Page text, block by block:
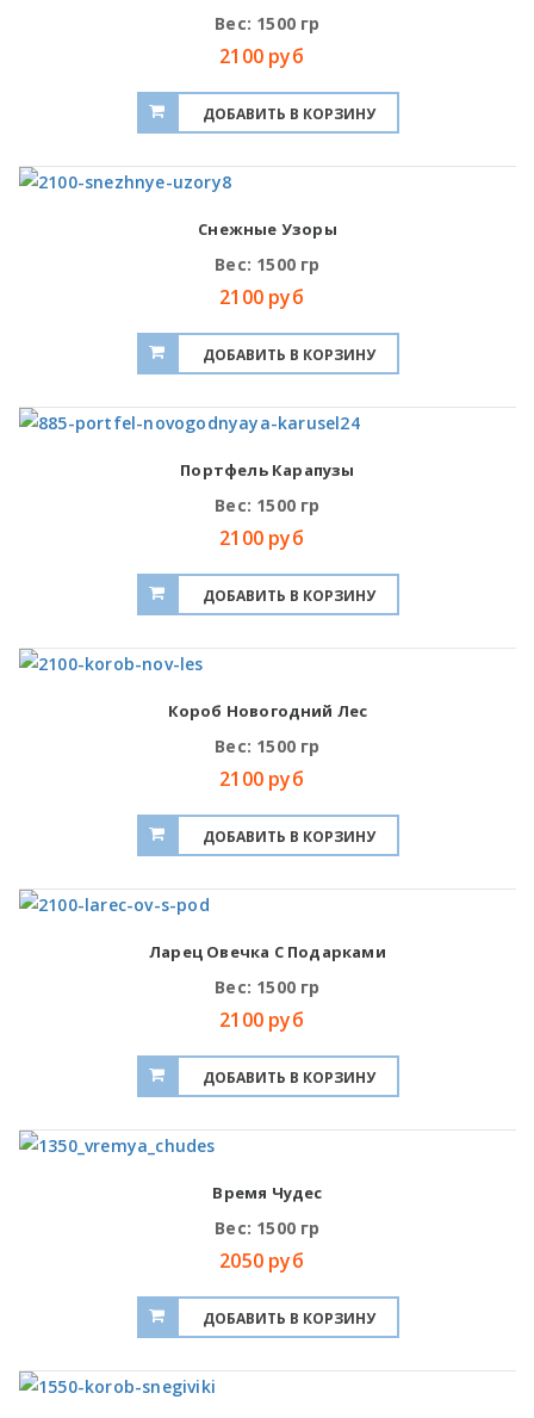
Вес: 1500 гр
2100 руб
Снежные Узоры
Вес: 1500 гр
2100 руб
Портфель Карапузы
Вес: 1500 гр
2100 руб
Короб Новогодний Лес
Вес: 1500 гр
2100 руб
Ларец Овечка С Подарками
Вес: 1500 гр
2100 руб
Время Чудес
Вес: 1500 гр
2050 руб